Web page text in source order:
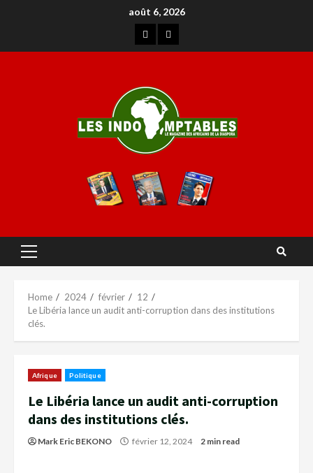
août 6, 2026
Home 2024 février
12
Le Libéria lance un audit anti-corruption dans des institutions
clés.
Afrique Politique
Le Libéria lance un audit anti-corruption
dans des institutions clés.
Mark Eric BEKONO février 12, 2024 2 min read